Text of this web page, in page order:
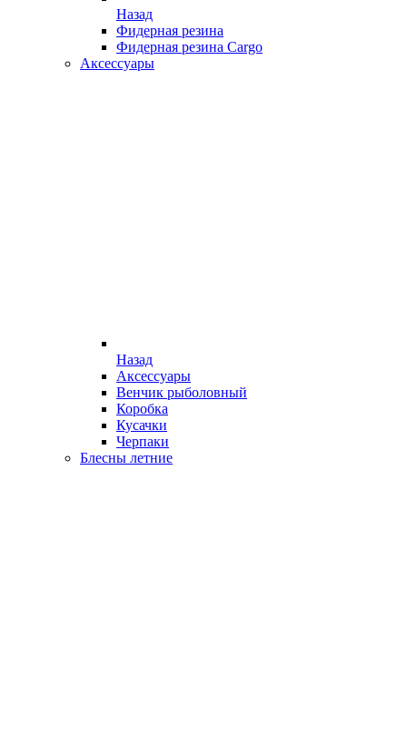
Назад
Фидерная резина
Фидерная резина Cargo
Аксессуары
Назад
Аксессуары
Венчик рыболовный
Коробка
Кусачки
Черпаки
Блесны летние